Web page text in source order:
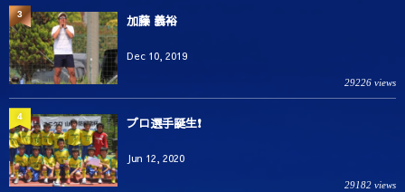
加藤 義裕
Dec 10, 2019
29226 views
3
プロ選手誕生❗️
Jun 12, 2020
29182 views
4